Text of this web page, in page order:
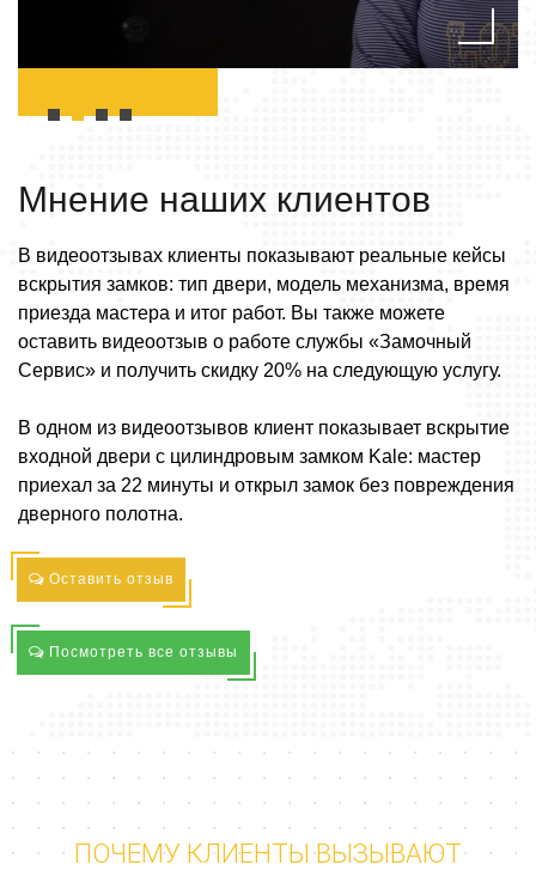
Мнение наших клиентов
В видеоотзывах клиенты показывают реальные кейсы
вскрытия замков: тип двери, модель механизма, время
приезда мастера и итог работ. Вы также можете
оставить видеоотзыв о работе службы «Замочный
Сервис» и получить скидку 20% на следующую услугу.
В одном из видеоотзывов клиент показывает вскрытие
входной двери с цилиндровым замком Kale: мастер
приехал за 22 минуты и открыл замок без повреждения
дверного полотна.
Оставить отзыв
Посмотреть все отзывы
ПОЧЕМУ КЛИЕНТЫ ВЫЗЫВАЮТ